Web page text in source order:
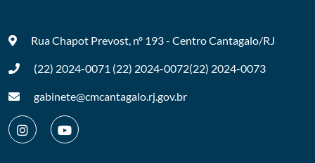
Rua Chapot Prevost, nº 193 - CentroCantagalo/RJ
(22) 2024-0071 (22) 2024-0072(22) 2024-0073
gabinete@cmcantagalo.rj.gov.br